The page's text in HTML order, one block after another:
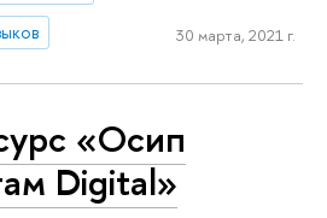
30 марта, 2021 г.
«Осип
Digital»